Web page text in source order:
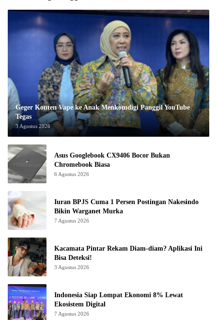
Geger Konten Vape ke Anak Menkomdigi Panggil YouTube
Tegas
3 Agustus 2026
Asus Googlebook CX9406 Bocor Bukan
Chromebook Biasa
6 Agustus 2026
Iuran BPJS Cuma 1 Persen Postingan Nakesindo
Bikin Warganet Murka
7 Agustus 2026
Kacamata Pintar Rekam Diam-diam? Aplikasi Ini
Bisa Deteksi!
3 Agustus 2026
Indonesia Siap Lompat Ekonomi 8% Lewat
Ekosistem Digital
7 Agustus 2026